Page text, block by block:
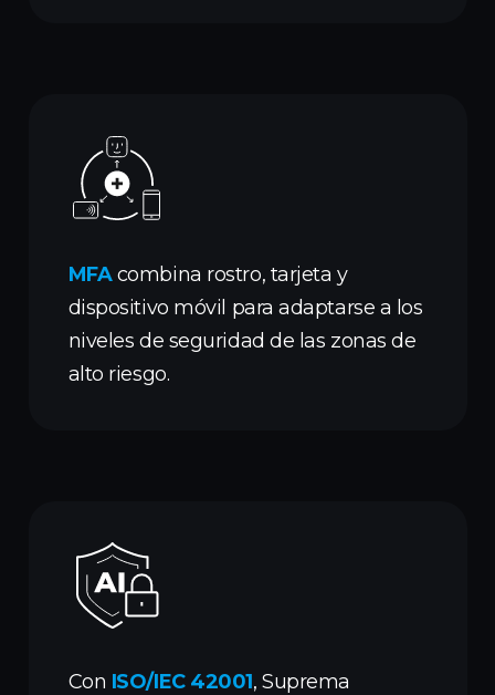
MFAcombina rostro, tarjeta y
dispositivo móvil para adaptarse a los
niveles de seguridad de las zonas de
alto riesgo.
Con ISO/IEC 42001, Suprema